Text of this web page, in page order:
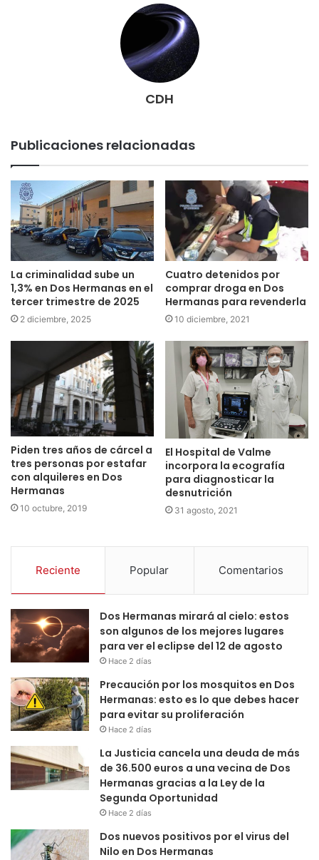
CDH
Publicaciones relacionadas
La criminalidad sube un
1,3% en Dos Hermanas en el
tercer trimestre de 2025
2 diciembre, 2025
Cuatro detenidos por
comprar droga en Dos
Hermanas para revenderla
10 diciembre, 2021
Piden tres años de cárcel a
tres personas por estafar
con alquileres en Dos
Hermanas
10 octubre, 2019
El Hospital de Valme
incorpora la ecografía
para diagnosticar la
desnutrición
31 agosto, 2021
Reciente Popular Comentarios
Dos Hermanas mirará al cielo: estos
son algunos de los mejores lugares
para ver el eclipse del 12 de agosto
Hace 2 días
Precaución por los mosquitos en Dos
Hermanas: esto es lo que debes hacer
para evitar su proliferación
Hace 2 días
La Justicia cancela una deuda de más
de 36.500 euros a una vecina de Dos
Hermanas gracias a la Ley de la
Segunda Oportunidad
Hace 2 días
Dos nuevos positivos por el virus del
Nilo en Dos Hermanas